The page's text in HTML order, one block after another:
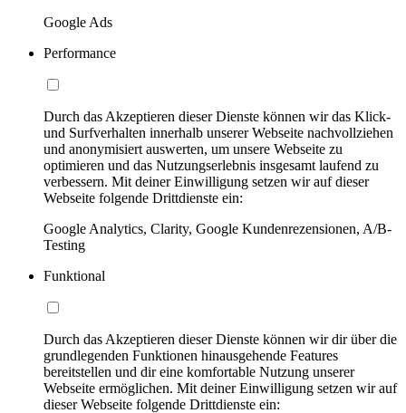
Google Ads
Performance
Durch das Akzeptieren dieser Dienste können wir das Klick-
und Surfverhalten innerhalb unserer Webseite nachvollziehen
und anonymisiert auswerten, um unsere Webseite zu
optimieren und das Nutzungserlebnis insgesamt laufend zu
verbessern. Mit deiner Einwilligung setzen wir auf dieser
Webseite folgende Drittdienste ein:
Google Analytics, Clarity, Google Kundenrezensionen, A/B-
Testing
Funktional
Durch das Akzeptieren dieser Dienste können wir dir über die
grundlegenden Funktionen hinausgehende Features
bereitstellen und dir eine komfortable Nutzung unserer
Webseite ermöglichen. Mit deiner Einwilligung setzen wir auf
dieser Webseite folgende Drittdienste ein: